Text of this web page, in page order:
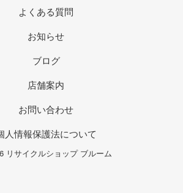
よくある質問
お知らせ
ブログ
店舗案内
お問い合わせ
人情報保護法について
リサイクルショップ ブルーム